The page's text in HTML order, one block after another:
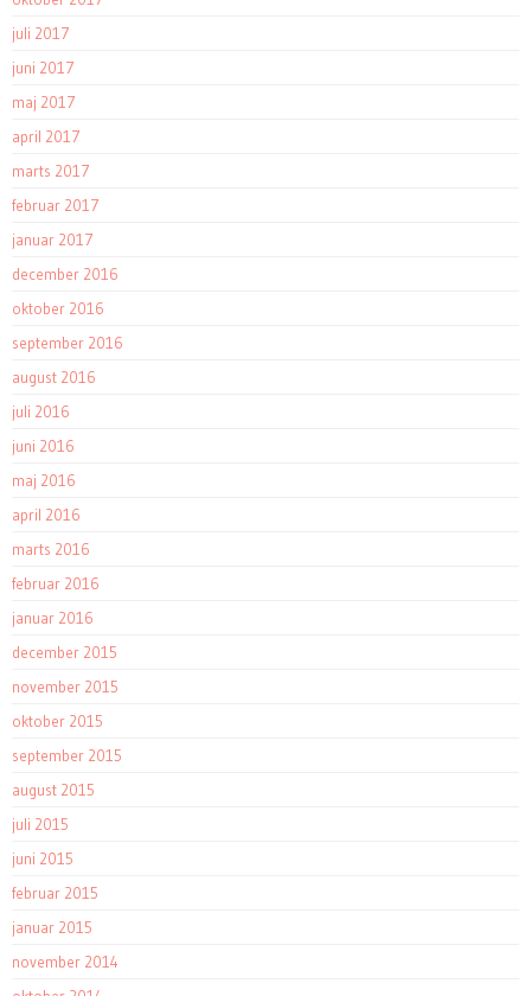
juli 2017
juni 2017
maj 2017
april 2017
marts 2017
februar 2017
januar 2017
december 2016
oktober 2016
september 2016
august 2016
juli 2016
juni 2016
maj 2016
april 2016
marts 2016
februar 2016
januar 2016
december 2015
november 2015
oktober 2015
september 2015
august 2015
juli 2015
juni 2015
februar 2015
januar 2015
november 2014